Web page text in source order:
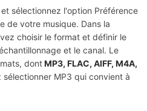
sélectionnez l'option Préférence
de votre musique. Dans la
choisir le format et définir le
et le canal. Le
dontMP3, FLAC, AIFF, M4A,
sélectionner MP3 qui convient à